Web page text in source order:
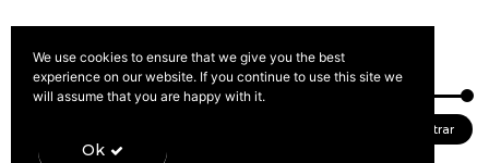
Filtrar por preço
mínimo
máximo
Filtrar
We use cookies to ensure that we give you the best
experience on our website. If you continue to use this site we
will assume that you are happy with it.
Ok